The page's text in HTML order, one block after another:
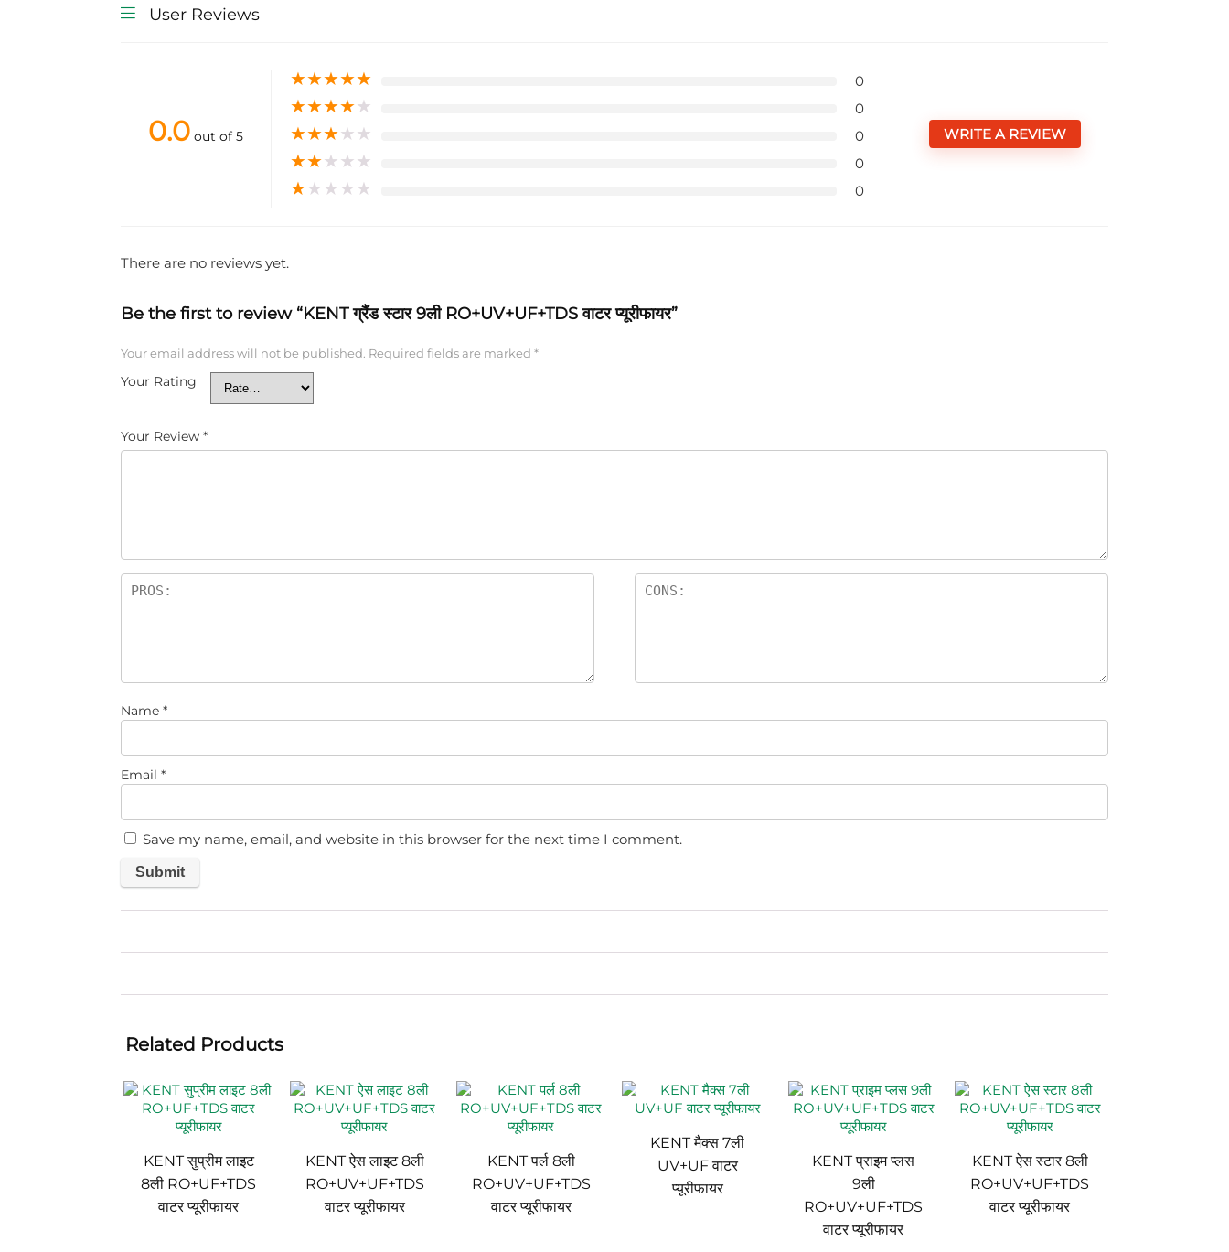
User Reviews
0.0 out of 5
★★★★★ 0
★★★★★ 0
★★★★★ 0
★★★★★ 0
★★★★★ 0
WRITE A REVIEW
There are no reviews yet.
Be the first to review “KENT ग्रैंड स्टार 9ली RO+UV+UF+TDS वाटर प्यूरीफायर”
Your email address will not be published. Required fields are marked *
Your Rating
Your Review *
Name *
Email *
Save my name, email, and website in this browser for the next time I comment.
Related Products
KENT सुप्रीम लाइट
8ली RO+UF+TDS
वाटर प्यूरीफायर
KENT ऐस लाइट 8ली
RO+UV+UF+TDS
वाटर प्यूरीफायर
KENT पर्ल 8ली
RO+UV+UF+TDS
वाटर प्यूरीफायर
KENT मैक्स 7ली
UV+UF वाटर
प्यूरीफायर
KENT प्राइम प्लस
9ली
RO+UV+UF+TDS
वाटर प्यूरीफायर
KENT ऐस स्टार 8ली
RO+UV+UF+TDS
वाटर प्यूरीफायर